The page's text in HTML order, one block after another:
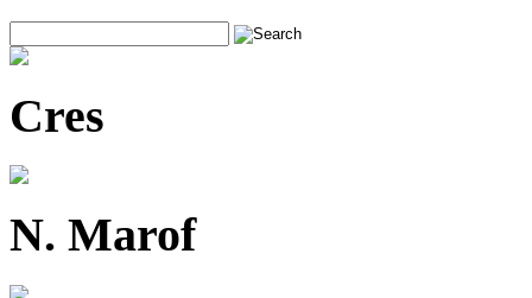
Cres
N. Marof